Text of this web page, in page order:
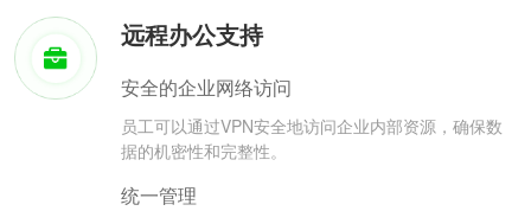
远程办公支持
安全的企业网络访问
员工可以通过VPN安全地访问企业内部资源，确保数
据的机密性和完整性。
统一管理